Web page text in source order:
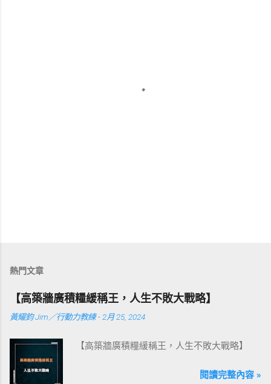
熱門文章
【高築牆廣積糧緩稱王，人生不敗大戰略】
黃耀鈞 Jim／行動力教練 - 2月 25, 2024
【高築牆廣積糧緩稱王，人生不敗大戰略】
閱讀完整內容 »